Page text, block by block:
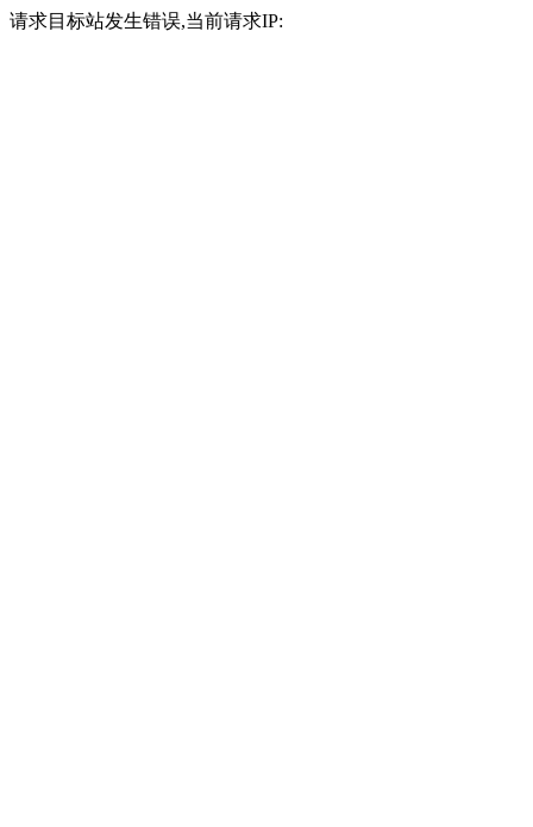
请求目标站发生错误,当前请求IP: